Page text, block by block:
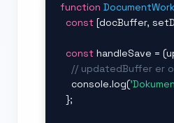
function
const [docBuffer,
const handleSave =
// updatedBuffer er
    console.log(
  };